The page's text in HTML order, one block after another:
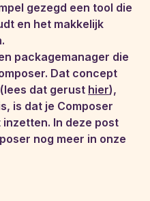
gezegd een tool die
en het makkelijk
packagemanager die
Dat concept
dat gerust hier),
is dat je Composer
In deze post
nog meer in onze